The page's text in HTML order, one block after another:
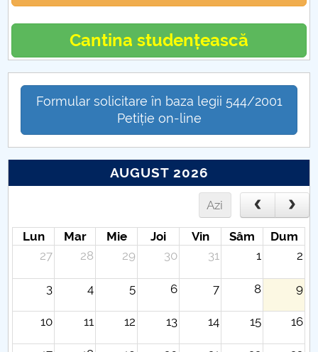
Cantina studențească
Formular solicitare în baza legii 544/2001
Petiție on-line
AUGUST 2026
Azi
Lun Mar Mie Joi Vin Sâm
Dum
27
28 29 30 31 1 2
3 4 5 6 7 8 9
10 11 12 13 14 15 16